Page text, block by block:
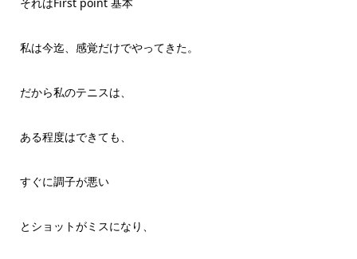
それはFirst point 基本
私は今迄、感覚だけでやってきた。
だから私のテニスは、
ある程度はできても、
すぐに調子が悪い
とショットがミスになり、